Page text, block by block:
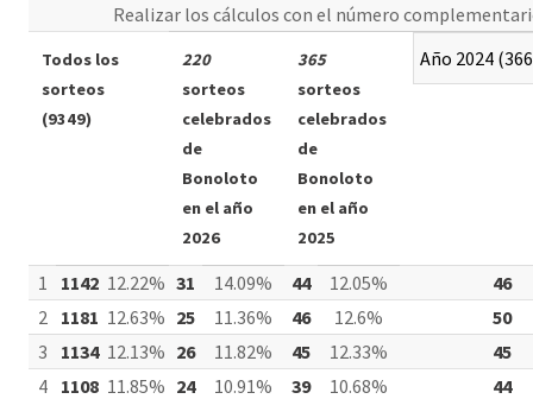
Realizar los cálculos con el número
Todos los
sorteos
(9349)
220
sorteos
celebrados
de
Bonoloto
en el año
2026
365
sorteos
celebrados
de
Bonoloto
en el año
2025
1 1142 12.22% 31 14.09% 44 12.05%
46
2
1181 12.63% 25 11.36% 46 12.6%
50
3
1134 12.13% 26 11.82% 45 12.33%
45
4
1108 11.85% 24 10.91% 39 10.68%
44